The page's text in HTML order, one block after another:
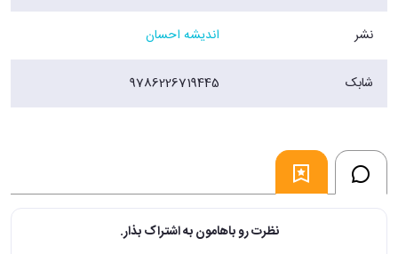
نشر اندیشه احسان
شابک 9786226719445
نظرت رو باهامون به اشتراک بذار.